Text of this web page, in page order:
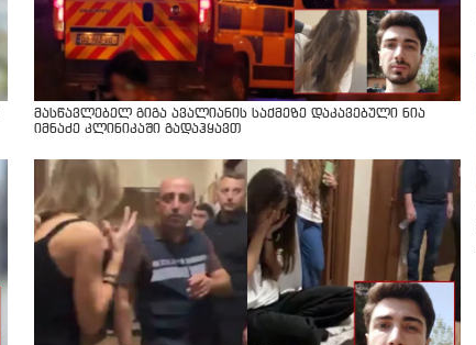
მასწავლებელ გიგა ავალიანის საქმეზე დაკავებული ნია
იმნაძე კლინიკაში გადაჰყავთ